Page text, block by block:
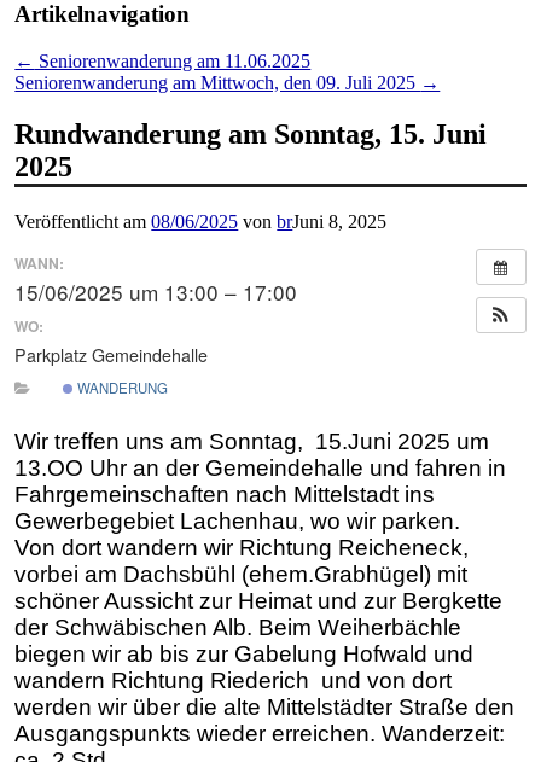
Artikelnavigation
← Seniorenwanderung am 11.06.2025
Seniorenwanderung am Mittwoch, den 09. Juli 2025 →
Rundwanderung am Sonntag, 15. Juni
2025
Veröffentlicht am08/06/2025 vonbrJuni 8, 2025
WANN:
15/06/2025 um 13:00 – 17:00
WO:
Parkplatz Gemeindehalle
WANDERUNG
Wir treffen uns am Sonntag, 15.Juni 2025 um
13.OO Uhr an der Gemeindehalle und fahren in
Fahrgemeinschaften nach Mittelstadt ins
Gewerbegebiet Lachenhau, wo wir parken.
Von dort wandern wir Richtung Reicheneck,
vorbei am Dachsbühl (ehem.Grabhügel) mit
schöner Aussicht zur Heimat und zur Bergkette
der Schwäbischen Alb. Beim Weiherbächle
biegen wir ab bis zur Gabelung Hofwald und
wandern Richtung Riederich und von dort
werden wir über die alte Mittelstädter Straße den
Ausgangspunkts wieder erreichen. Wanderzeit: